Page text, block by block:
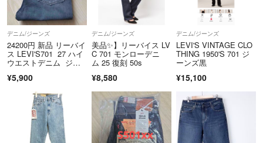
デニム/ジーンズ
24200円 新品 リーバイ
ス LEVI'S701 27 ハイ
ウエストデニム ジー
ク LVC モンローデニム
¥5,900
デニム/ジーンズ
美品✨】リーバイス LV
C 701 モンローデニ
ム 25 復刻 50s
¥8,580
デニム/ジーンズ
LEVI'S VINTAGE CLO
THING 1950'S 701 ジ
ーンズ黒
¥15,100